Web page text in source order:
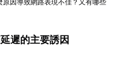
遲的主要誘因